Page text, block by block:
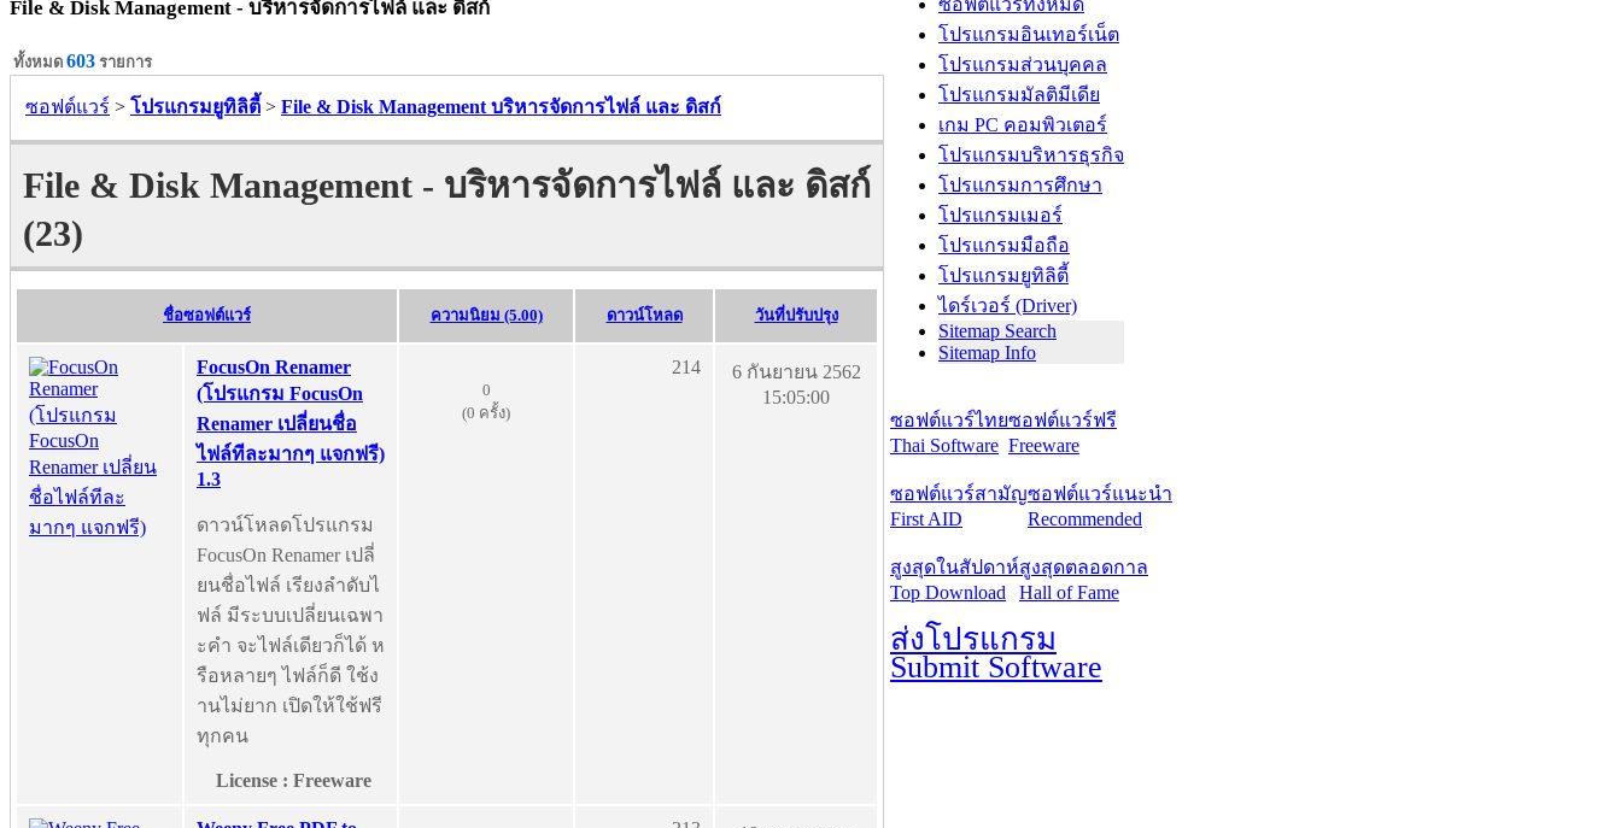
File & Disk Management - บริหารจัดการไฟล์ และ ดิสก์
ทั้งหมด 603 รายการ
ซอฟต์แวร์ > โปรแกรมยูทิลิตี้ > File & Disk Management บริหารจัดการไฟล์ และ ดิสก์
File & Disk Management - บริหารจัดการไฟล์ และ ดิสก์
(23)
ชื่อซอฟต์แวร์ ความนิยม (5.00) ดาวน์โหลด วันที่ปรับปรุง
FocusOn Renamer
(โปรแกรม FocusOn
Renamer เปลี่ยนชื่อ
ไฟล์ทีละมากๆ แจกฟรี)
1.3
ดาวน์โหลดโปรแกรม
FocusOn Renamer เปลี่
ยนชื่อไฟล์ เรียงลำดับไ
ฟล์ มีระบบเปลี่ยนเฉพา
ะคำ จะไฟล์เดียวก็ได้ ห
รือหลายๆ ไฟล์ก็ดี ใช้ง
านไม่ยาก เปิดให้ใช้ฟรี
ทุกคน
License : Freeware
0
(0 ครั้ง)
214
6 กันยายน 2562
15:05:00
ซอฟต์แวร์ทั้งหมด
โปรแกรมอินเทอร์เน็ต
โปรแกรมส่วนบุคคล
โปรแกรมมัลติมีเดีย
เกม PC คอมพิวเตอร์
โปรแกรมบริหารธุรกิจ
โปรแกรมการศึกษา
โปรแกรมเมอร์
โปรแกรมมือถือ
โปรแกรมยูทิลิตี้
ไดร์เวอร์ (Driver)
Sitemap Search
Sitemap Info
ซอฟต์แวร์ไทย
Thai Software
ซอฟต์แวร์ฟรี
Freeware
ซอฟต์แวร์สามัญ
First AID
ซอฟต์แวร์แนะนำ
Recommended
สูงสุดในสัปดาห์
Top Download
สูงสุดตลอดกาล
Hall of Fame
ส่งโปรแกรม
Submit Software